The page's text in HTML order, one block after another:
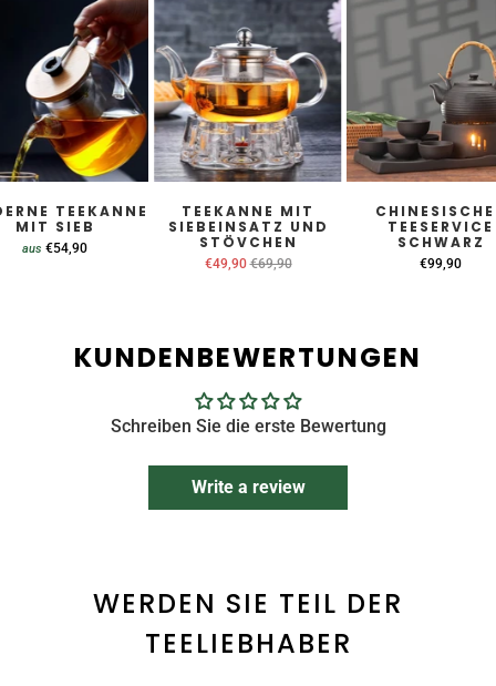
TEEKANNE
MIT SIEB
aus €54,90
TEEKANNE MIT
SIEBEINSATZ UND
STÖVCHEN
€49,90 €69,90
TEESERVICE
SCHWARZ
€99,90
KUNDENBEWERTUNGEN
Schreiben Sie die erste Bewertung
Write a review
WERDEN SIE TEIL DER
TEELIEBHABER